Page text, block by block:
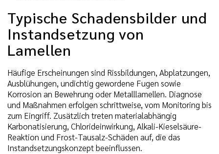
Typische Schadensbilder und
Instandsetzung von
Lamellen
Häufige Erscheinungen sind Rissbildungen, Abplatzungen,
Ausblühungen, undichtig gewordene Fugen sowie
Korrosion an Bewehrung oder Metalllamellen. Diagnose
und Maßnahmen erfolgen schrittweise, vom Monitoring bis
zum Eingriff. Zusätzlich treten materialabhängig
Karbonatisierung, Chlorideinwirkung, Alkali-Kieselsäure-
Reaktion und Frost-Tausalz-Schäden auf, die das
Instandsetzungskonzept beeinflussen.